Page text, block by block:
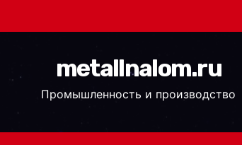
metallnalom.ru
Промышленность и производство